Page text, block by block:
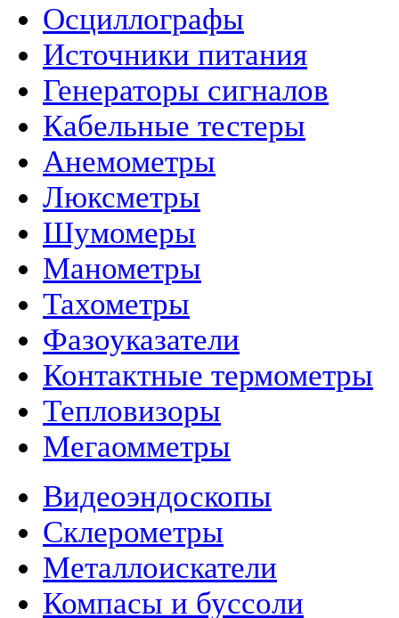
Осциллографы
Источники питания
Генераторы сигналов
Кабельные тестеры
Анемометры
Люксметры
Шумомеры
Манометры
Тахометры
Фазоуказатели
Контактные термометры
Тепловизоры
Мегаомметры
Видеоэндоскопы
Склерометры
Металлоискатели
Компасы и буссоли